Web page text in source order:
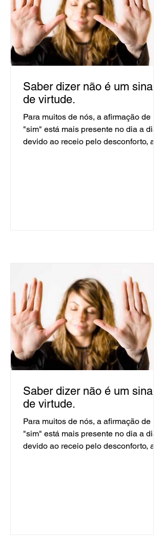
Saber dizer não é um sinal
de virtude.
Para muitos de nós, a afirmação de um
"sim" está mais presente no dia a dia
devido ao receio pelo desconforto, ao
Saber dizer não é um sinal
de virtude.
Para muitos de nós, a afirmação de um
"sim" está mais presente no dia a dia
devido ao receio pelo desconforto, ao